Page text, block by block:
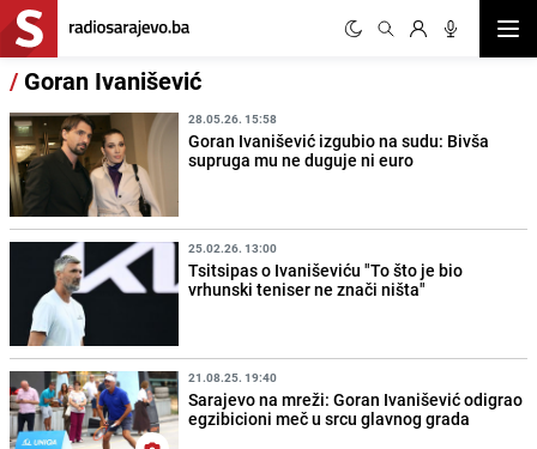
/ Goran Ivanišević
28.05.26. 15:58
Goran Ivanišević izgubio na sudu: Bivša
supruga mu ne duguje ni euro
25.02.26. 13:00
Tsitsipas o Ivaniševiću "To što je bio
vrhunski teniser ne znači ništa"
21.08.25. 19:40
Sarajevo na mreži: Goran Ivanišević odigrao
egzibicioni meč u srcu glavnog grada